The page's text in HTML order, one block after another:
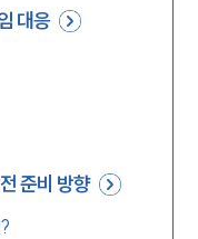
대응
준비 방향